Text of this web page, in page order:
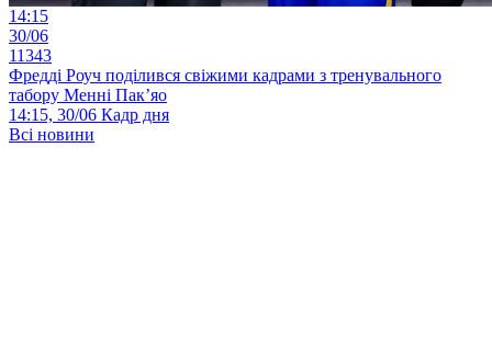
14:15
30/06
11343
Фредді Роуч поділився свіжими кадрами з тренувального
табору Менні Пак’яо
14:15, 30/06 Кадр дня
Всі новини